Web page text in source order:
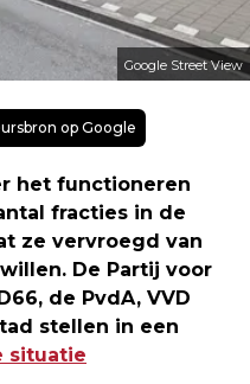
Google Street View
op Google
het functioneren
fracties in de
ze vervroegd van
De Partij voor
de PvdA, VVD
stellen in een
situatie